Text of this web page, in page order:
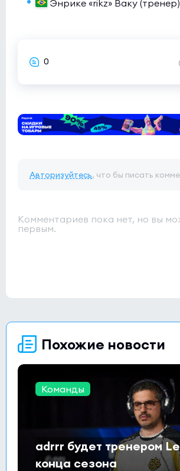
Энрике «rikz» Ваку (тренер)
0
Авторизуйтесь, что бы писать
Комментариев пока нет, но вы
первым.
Похожие новости
Команды
adrrr будет тренером
конца сезона